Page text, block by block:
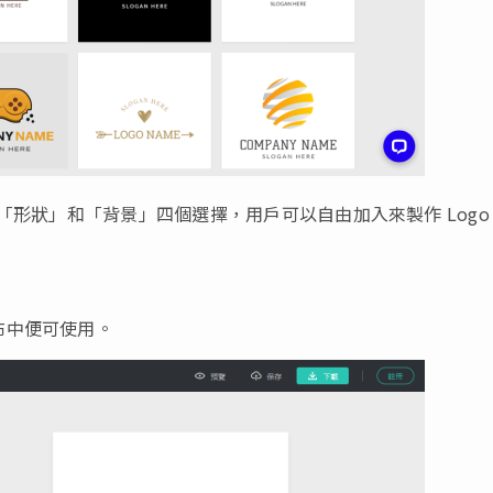
狀」和「背景」四個選擇，用戶可以自由加入來製作
便可使用。